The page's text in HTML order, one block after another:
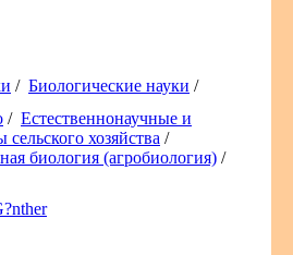
/ Биологические науки /
/ Естественнонаучные и
хозяйства /
биология (агробиология) /